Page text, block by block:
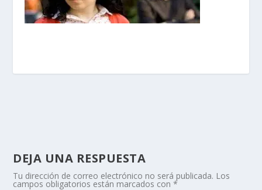
DEJA UNA RESPUESTA
Tu dirección de correo electrónico no será publicada. Los
campos obligatorios están marcados con*